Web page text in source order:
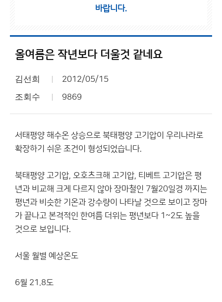
바랍니다.
올여름은 작년보다 더울것 같네요
김선희 2012/05/15
조회수 9869
서태평양 해수온 상승으로 북태평양 고기압이 우리나라로
확장하기 쉬운 조건이 형성되었습니다.
북태평양 고기압, 오호츠크해 고기압, 티베트 고기압은 평
년과 비교해 크게 다르지 않아 장마철인 7월20일경 까지는
평년과 비슷한 기온과 강수량이 나타날 것으로 보이고 장마
가 끝나고 본격적인 한여름 더위는 평년보다 1~2도 높을
것으로 보입니다.
서울 월별 예상온도
6월 21.8도